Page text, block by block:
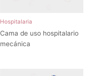
Hospitalaria
Cama de uso hospitalario
mecánica